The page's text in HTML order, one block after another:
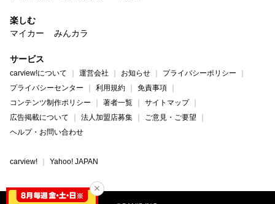
楽しむ
マイカー
みんカラ
サービス
carview!について 運営会社 お知らせ
プライバシーポリシー
プライバシーセンター
利用規約
免責事項
コンテンツ制作ポリシー
著者一覧
サイトマップ
広告掲載について
法人加盟店募集
ご意見・ご要望
ヘルプ・お問い合わせ
carview! Yahoo! JAPAN